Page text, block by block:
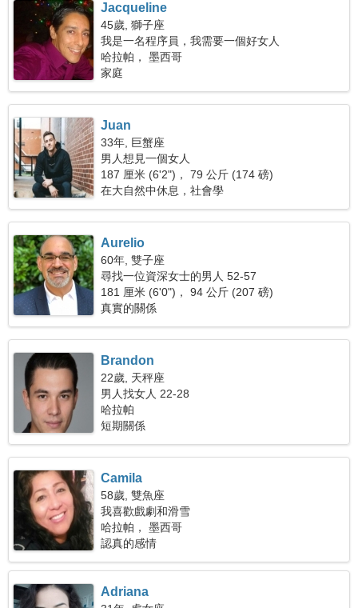
Jacqueline
45歲, 獅子座
我是一名程序員，我需要一個好女人
哈拉帕， 墨西哥
家庭
Juan
33年, 巨蟹座
男人想見一個女人
187 厘米 (6'2")， 79 公斤 (174 磅)
在大自然中休息，社會學
Aurelio
60年, 雙子座
尋找一位資深女士的男人 52-57
181 厘米 (6'0")， 94 公斤 (207 磅)
真實的關係
Brandon
22歲, 天秤座
男人找女人 22-28
哈拉帕
短期關係
Camila
58歲, 雙魚座
我喜歡戲劇和滑雪
哈拉帕， 墨西哥
認真的感情
Adriana